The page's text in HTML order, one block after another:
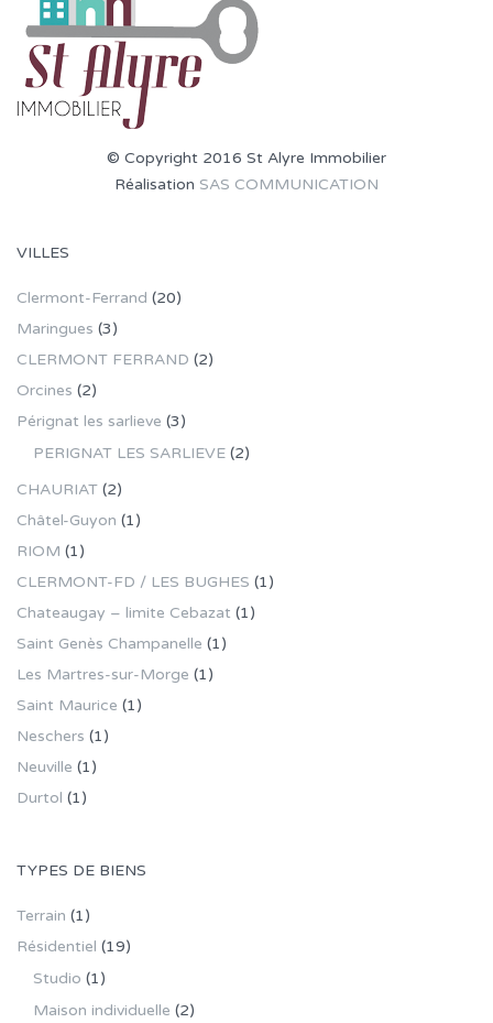
© Copyright 2016 St Alyre Immobilier
Réalisation SAS COMMUNICATION
VILLES
Clermont-Ferrand (20)
Maringues (3)
CLERMONT FERRAND (2)
Orcines (2)
Pérignat les sarlieve (3)
PERIGNAT LES SARLIEVE (2)
CHAURIAT (2)
Châtel-Guyon (1)
RIOM (1)
CLERMONT-FD / LES BUGHES (1)
Chateaugay – limite Cebazat (1)
Saint Genès Champanelle (1)
Les Martres-sur-Morge (1)
Saint Maurice (1)
Neschers (1)
Neuville (1)
Durtol (1)
TYPES DE BIENS
Terrain (1)
Résidentiel (19)
Studio (1)
Maison individuelle (2)